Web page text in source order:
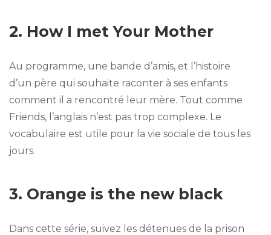
2. How I met Your Mother
Au programme, une bande d’amis, et l’histoire
d’un père qui souhaite raconter à ses enfants
comment il a rencontré leur mère. Tout comme
Friends, l’anglais n’est pas trop complexe. Le
vocabulaire est utile pour la vie sociale de tous les
jours.
3. Orange is the new black
Dans cette série, suivez les détenues de la prison